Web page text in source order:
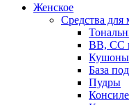
Женское
Средства для
BB, CC
Кушоны
База
Пудры